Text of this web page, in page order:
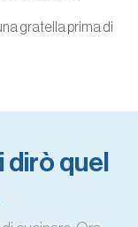
gratella prima di
dirò quel